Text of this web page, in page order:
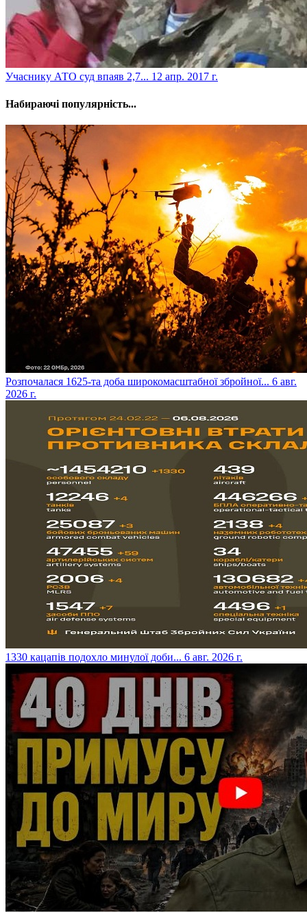
​Учаснику АТО суд впаяв 2,7... 12 апр. 2017 г.
Набираючі популярність...
​Розпочалася 1625-та доба широкомасштабної збройної... 6 авг.
2026 г.
​1330 кацапів подохло минулої доби... 6 авг. 2026 г.